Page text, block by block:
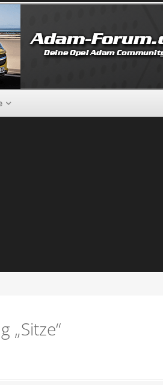
„Sitze“